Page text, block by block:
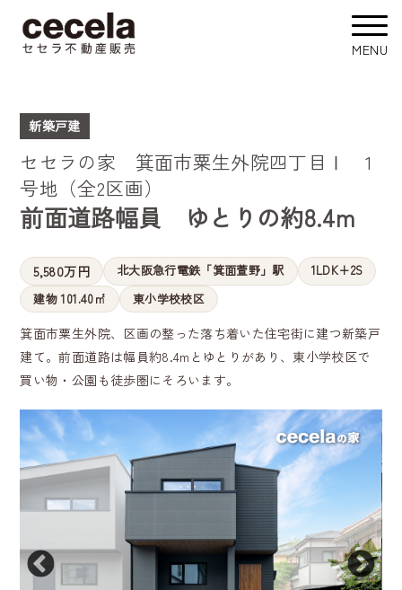
新築戸建
セセラの家 箕面市粟生外院四丁目Ⅰ 1
号地（全2区画）
前面道路幅員 ゆとりの約8.4m
5,580万円 北大阪急行電鉄「箕面萱野」駅
1LDK+2S
建物 101.40㎡
東小学校校区
箕面市粟生外院、区画の整った落ち着いた住宅街に建つ新築戸
建て。前面道路は幅員約8.4mとゆとりがあり、東小学校区で
買い物・公園も徒歩圏にそろいます。